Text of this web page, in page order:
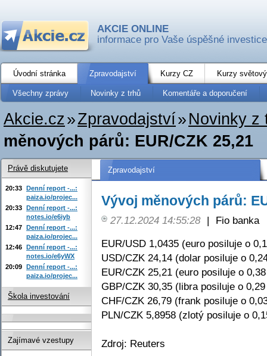
AKCIE ONLINE
informace pro Vaše úspěšné investice
Úvodní stránka Zpravodajství Kurzy CZ Kurzy
Všechny zprávy Novinky z trhů Komentáře a doporučení
Akcie.cz»Zpravodajství» Novinky z
měnových párů: EUR/CZK 25,21
Zpravodajství
Vývoj měnových párů:
27.12.2024 14:55:28 |
Fio banka
EUR/USD 1,0435 (euro posiluje o
USD/CZK 24,14 (dolar posiluje o
EUR/CZK 25,21 (euro posiluje o
GBP/CZK 30,35 (libra posiluje o
CHF/CZK 26,79 (frank posiluje o
PLN/CZK 5,8958 (zlotý posiluje o
Zdroj: Reuters
Právě diskutujete
20:33 Denní report -...:
paiza.io/projec...
20:33 Denní report -...:
notes.io/e6iyb
12:47 Denní report -...:
paiza.io/projec...
12:46 Denní report -...:
notes.io/e6yWX
20:09 Denní report -...:
paiza.io/projec...
Škola investování
Zajímavé vzestupy